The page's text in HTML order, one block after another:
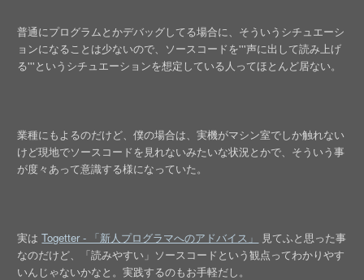
普通にプログラムとかデバッグしてる場合に、そういうシチュエーシ
ョンになることは少ないので、ソースコードを'''声に出して読み上げ
る'''というシチュエーションを想定している人ってほとんど居ない。
業種にもよるのだけど、僕の場合は、実機がマシン室でしか触れない
けど現地でソースコードを見れないみたいな状況とかで、そういう事
が度々あって意識する様になっていた。
実はTogetter - 「新人プログラマへのアドバイス」
見てふと思った事
なのだけど、「読みやすい」ソースコードという観点ってわかりやす
いんじゃないかなと。実践するのもお手軽だし。